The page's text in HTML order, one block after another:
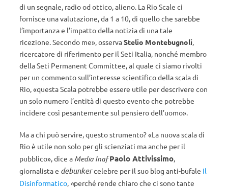
di un segnale, radio od ottico, alieno. La Rio Scale ci
fornisce una valutazione, da 1 a 10, di quello che sarebbe
l’importanza e l’impatto della notizia di una tale
ricezione. Secondo me», osservaStelio Montebugnoli,
ricercatore di riferimento per il Seti Italia, nonché membro
della Seti Permanent Committee, al quale ci siamo rivolti
per un commento sull’interesse scientifico della scala di
Rio, «questa Scala potrebbe essere utile per descrivere con
un solo numero l’entità di questo evento che potrebbe
incidere così pesantemente sul pensiero dell’uomo».
Ma a chi può servire, questo strumento? «La nuova scala di
Rio è utile non solo per gli scienziati ma anche per il
pubblico», dice a Media Inaf Paolo Attivissimo,
giornalista e debunkercelebre per il suo blog anti-bufale Il
Disinformatico, «perché rende chiaro che ci sono tante